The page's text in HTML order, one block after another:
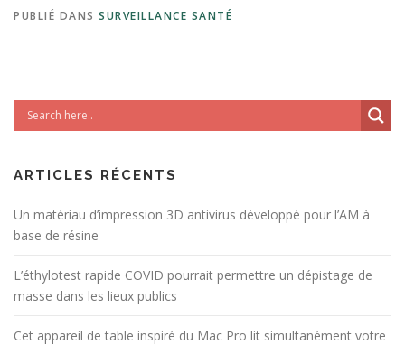
PUBLIÉ DANS SURVEILLANCE SANTÉ
ARTICLES RÉCENTS
Un matériau d’impression 3D antivirus développé pour l’AM à
base de résine
L’éthylotest rapide COVID pourrait permettre un dépistage de
masse dans les lieux publics
Cet appareil de table inspiré du Mac Pro lit simultanément votre